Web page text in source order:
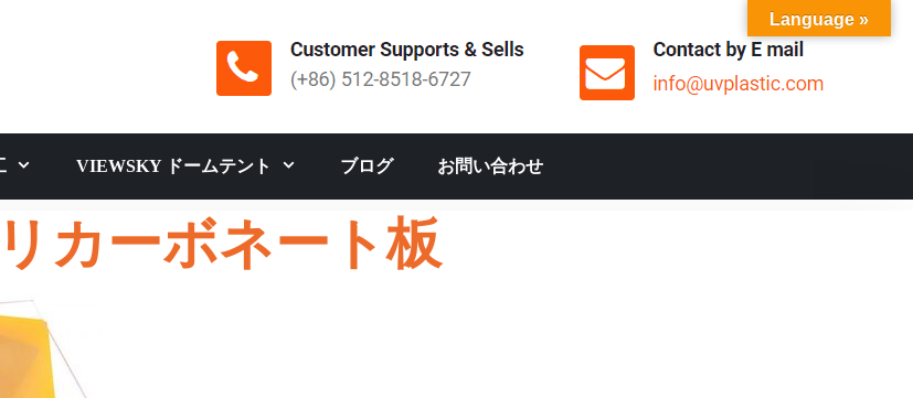
VIEWSKY ドームテント ブログ お問い合わせ
カーボネート板
Language »